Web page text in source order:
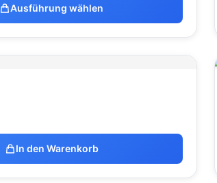
Ausführung wählen
In den Warenkorb